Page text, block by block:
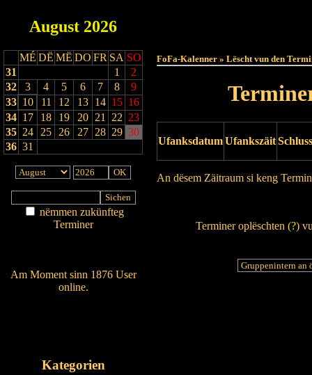
August 2026
MÉ DË MË DO FR SA SO
31
1
2
32
3 4 5 6 7 8
9
33 10 11 12 13 14 15 16
34 17 18 19 20 21 22 23
35 24 25 26 27 28 29 30
36 31
nëmmen zukünfteg
Terminer
Am Moment sinn 1876 User
online.
Kategorien
FoFa-Kalenner » Lëscht vun den
UfanksdatumUfankszäit
An dësem Zäitraum si keng
Terminer oplëschten (?)